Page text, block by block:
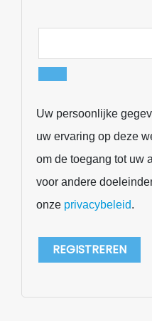
Uw persoonlijke
uw ervaring op deze
om de toegang tot uw
voor andere
onze privacybeleid.
REGISTREREN